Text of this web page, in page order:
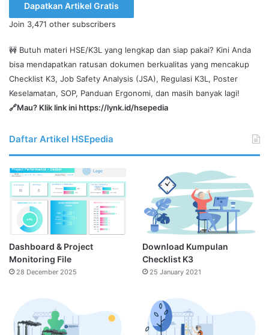
Anda
disini
Dapatkan Artikel Gratis
Join 3,471 other subscribers
🚧 Butuh materi HSE/K3L yang lengkap dan siap pakai? Kini Anda
bisa mendapatkan ratusan dokumen berkualitas yang mencakup
Checklist K3, Job Safety Analysis (JSA), Regulasi K3L, Poster
Keselamatan, SOP, Panduan Ergonomi, dan masih banyak lagi!
🔗Mau? Klik link inihttps://lynk.id/hsepedia
Daftar Artikel HSEpedia
Dashboard & Project
Monitoring File
28 December 2025
Download Kumpulan
Checklist K3
25 January 2021